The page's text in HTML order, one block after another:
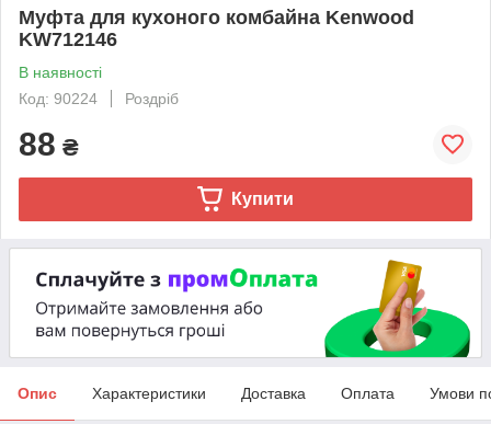
Муфта для кухоного комбайна Kenwood
KW712146
В наявності
Код: 90224
Роздріб
88 ₴
Купити
Опис Характеристики Доставка Оплата Умови